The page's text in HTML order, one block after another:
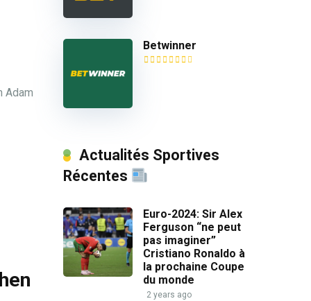
Adam
Betwinner
Actualités Sportives
Récentes
Euro-2024: Sir Alex
Ferguson “ne peut
pas imaginer”
Cristiano Ronaldo à
la prochaine Coupe
du monde
2 years ago